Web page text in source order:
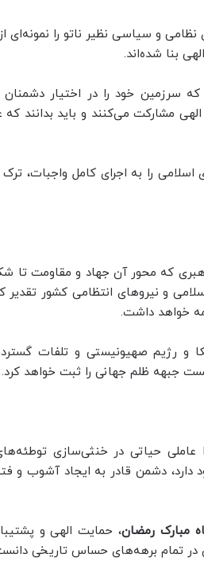
و سیاسی نظیر ناتو را نمونه‌ای از
بنا شده‌اند.
سرزمین خود را در اختیار دشمنان
مشارکت می‌کنند و باید بدانند که
را به اجرای کامل واجبات،
رهبری که محور آن جهاد و مقاومت تا
و نیروهای انتظامی کشور تقدیر
خواهد داشت.
و رژیم صهیونیستی و تلفات
جبهه ظلم جهانی را ثبت خواهد کرد.
حیاتی در خنثی‌سازی
دشمن قادر به ایجاد آشوب و
مبارک رمضان، حمایت الهی و
در تمام برهه‌های حساس تاریخی